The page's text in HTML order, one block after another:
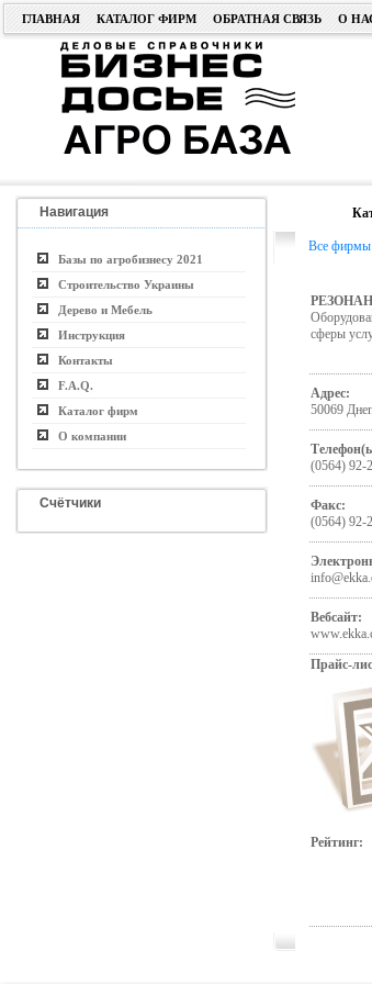
ГЛАВНАЯ КАТАЛОГ ФИРМ ОБРАТНАЯ СВЯЗЬ О
Навигация
Базы по агробизнесу 2021
Строительство Украины
Дерево и Мебель
Инструкция
Контакты
F.A.Q.
Каталог фирм
О компании
Счётчики
Все фирмы
сферы
Адрес:
50069
(0564) 92-
Факс:
(0564) 92-
Вебсайт:
Прайс-
Рейтинг: